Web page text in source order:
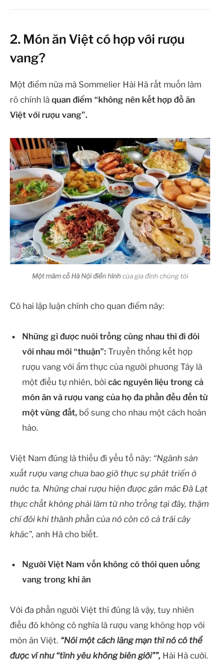
2. Món ăn Việt có hợp với rượu
vang?
Một điểm nữa mà Sommelier Hải Hà rất muốn làm
rõ chính là quan điểm “không nên kết hợp đồ ăn
Việt với rượu vang”.
Một mâm cỗ Hà Nội điển hìnhcủa gia đình chúng tôi
Có hai lập luận chính cho quan điểm này:
Những gì được nuôi trồng cùng nhau thì đi đôi
với nhau mới “thuận”: Truyền thống kết hợp
rượu vang với ẩm thực của người phương Tây là
một điều tự nhiên, bởi các nguyên liệu trong cả
món ăn và rượu vang của họ đa phần đều đến từ
một vùng đất, bổ sung cho nhau một cách hoàn
hảo.
Việt Nam đúng là thiếu đi yếu tố này: “Ngành sản
xuất rượu vang chưa bao giờ thực sự phát triển ở
nước ta. Những chai rượu hiện được gán mác Đà Lạt
thực chất không phải làm từ nho trồng tại đây, thậm
chí đôi khi thành phần của nó còn có cả trái cây
khác”, anh Hà cho biết.
Người Việt Nam vốn không có thói quen uống
vang trong khi ăn
Với đa phần người Việt thì đúng là vậy, tuy nhiên
điều đó không có nghĩa là rượu vang không hợp với
món ăn Việt. “Nói một cách lãng mạn thì nó có thể
được ví như “tình yêu không biên giới””, Hải Hà cười.